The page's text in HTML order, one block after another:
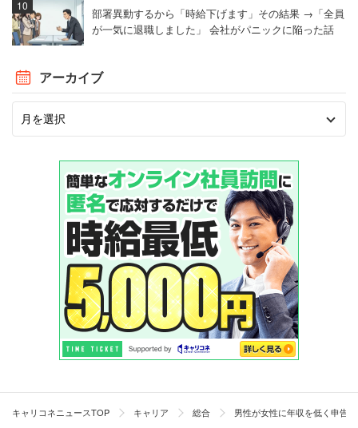
部署異動するから「時給下げます」その結果 →「全員
が一気に退職しました」 会社がパニックに陥った話
アーカイブ
キャリコネニュースTOP キャリア 総合 男性が女性に年収を低く申告